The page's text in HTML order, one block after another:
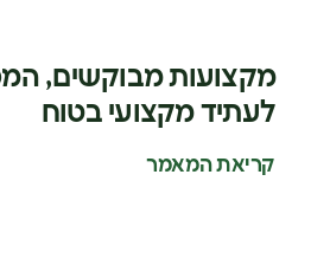
מקצועות מבוקשים,
לעתיד מקצועי בטוח
קריאת המאמר